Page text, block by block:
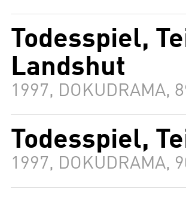
Todesspiel,
Landshut
1997, DOKUDRAMA,
Todesspiel,
1997, DOKUDRAMA,